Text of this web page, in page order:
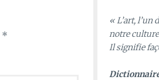
*
«L’art, l’un
notre
Il signifie
D